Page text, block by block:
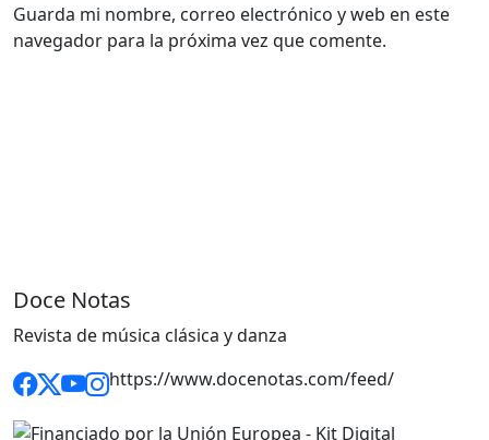
Guarda mi nombre, correo electrónico y web en este
navegador para la próxima vez que comente.
Doce Notas
Revista de música clásica y danza
https://www.docenotas.com/feed/